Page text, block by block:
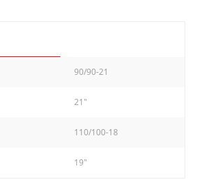
90/90-21
21"
110/100-18
19"